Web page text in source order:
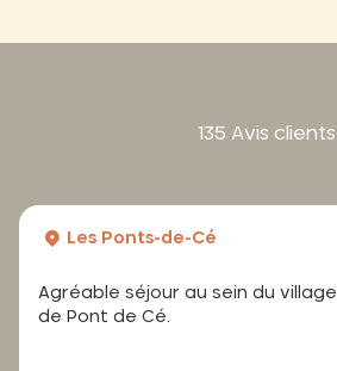
135 Avis clients
Les Ponts-de-Cé
Agréable séjour au sein du village
de Pont de Cé.